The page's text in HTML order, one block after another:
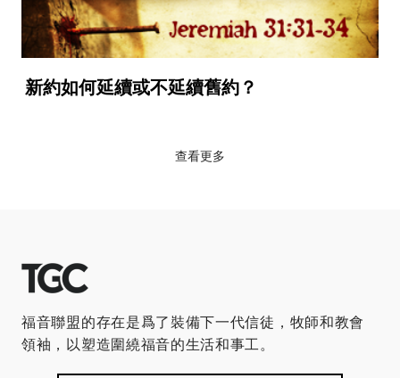
新約如何延續或不延續舊約？
查看更多
福音聯盟的存在是爲了裝備下一代信徒，牧師和教會
領袖，以塑造圍繞福音的生活和事工。